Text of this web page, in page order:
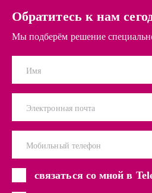
Обратитесь к нам
Мы подберём решение
Имя
Электронная почта
Мобильный телефон
связаться со мной в